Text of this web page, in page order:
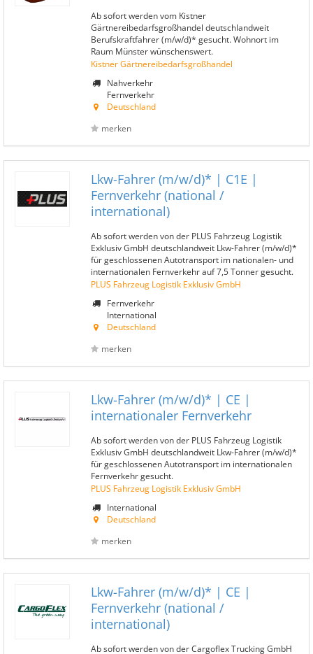
Ab sofort werden vom Kistner
Gärtnereibedarfsgroßhandel deutschlandweit
Berufskraftfahrer (m/w/d)* gesucht. Wohnort im
Raum Münster wünschenswert.
Kistner Gärtnereibedarfsgroßhandel
Nahverkehr
Fernverkehr
Deutschland
merken
Lkw-Fahrer (m/w/d)* | C1E |
Fernverkehr (national /
international)
Ab sofort werden von der PLUS Fahrzeug Logistik
Exklusiv GmbH deutschlandweit Lkw-Fahrer (m/w/d)*
für geschlossenen Autotransport im nationalen- und
internationalen Fernverkehr auf 7,5 Tonner gesucht.
PLUS Fahrzeug Logistik Exklusiv GmbH
Fernverkehr
International
Deutschland
merken
Lkw-Fahrer (m/w/d)* | CE |
internationaler Fernverkehr
Ab sofort werden von der PLUS Fahrzeug Logistik
Exklusiv GmbH deutschlandweit Lkw-Fahrer (m/w/d)*
für geschlossenen Autotransport im internationalen
Fernverkehr gesucht.
PLUS Fahrzeug Logistik Exklusiv GmbH
International
Deutschland
merken
Lkw-Fahrer (m/w/d)* | CE |
Fernverkehr (national /
international)
Ab sofort werden von der Cargoflex Trucking GmbH